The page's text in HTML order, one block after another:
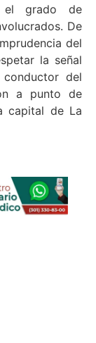
el grado de
De
del
la señal
del
a punto de
capital de La